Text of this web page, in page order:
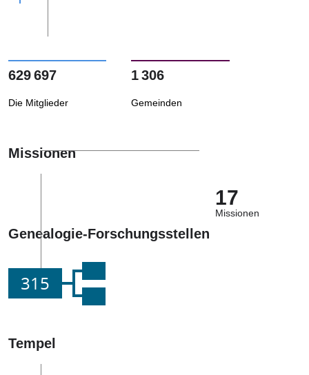
629 697
Die Mitglieder
1 306
Gemeinden
Missionen
17
Missionen
Genealogie-Forschungsstellen
315
Tempel